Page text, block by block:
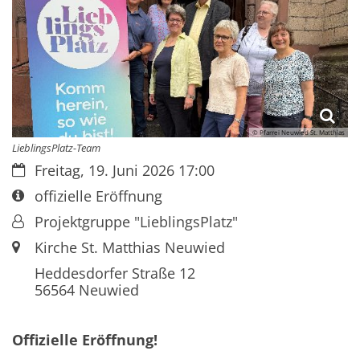
© Pfarrei Neuwied St. Matthias
LieblingsPlatz-Team
Datum:Freitag, 19. Juni 2026 17:00
Art bzw. Nummer:
offizielle Eröffnung
Von:Projektgruppe "LieblingsPlatz"
Ort:Kirche St. Matthias Neuwied
Heddesdorfer Straße 12
56564Neuwied
Offizielle Eröffnung!